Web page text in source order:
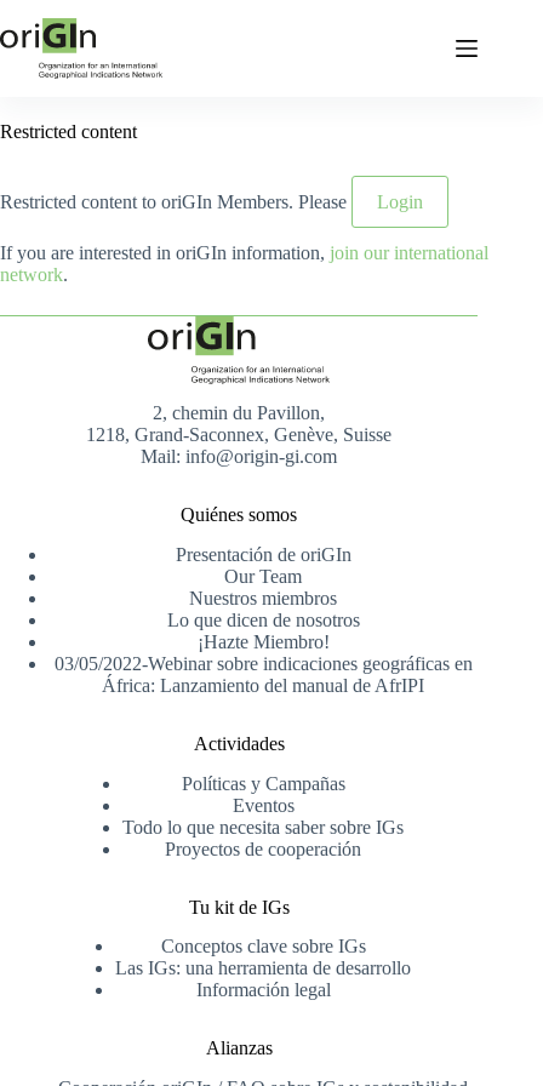
Restricted content
Restricted content to oriGIn Members. Please Login
If you are interested in oriGIn information, join our international
network.
2, chemin du Pavillon,
1218, Grand-Saconnex, Genève, Suisse
Mail: info@origin-gi.com
Quiénes somos
Presentación de oriGIn
Our Team
Nuestros miembros
Lo que dicen de nosotros
¡Hazte Miembro!
03/05/2022-Webinar sobre indicaciones geográficas en
África: Lanzamiento del manual de AfrIPI
Actividades
Políticas y Campañas
Eventos
Todo lo que necesita saber sobre IGs
Proyectos de cooperación
Tu kit de IGs
Conceptos clave sobre IGs
Las IGs: una herramienta de desarrollo
Información legal
Alianzas